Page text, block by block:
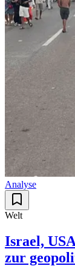
Analyse
Welt
Israel,
zur